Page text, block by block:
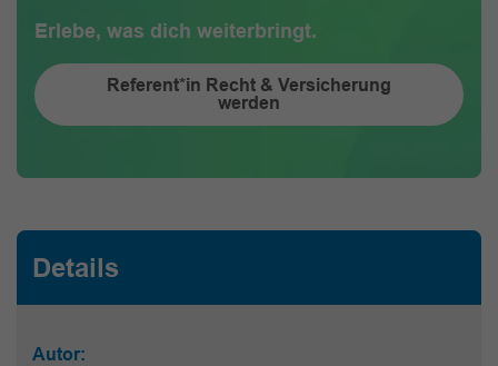
Erlebe, was dich weiterbringt.
Referent*in Recht & Versicherung
werden
Details
Autor: